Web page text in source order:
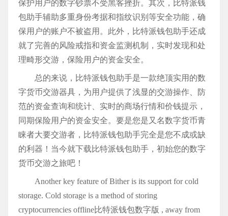
保护用户的数字钞票不受黑客挫折。其次，比特派钱
包助手辅助多重身份考据和指纹识别等安全功能，确
保用户的账户不被盗用。此外，比特派钱包助手还成
就了完善的风险戒指和资金监测机制，实时发现和处
理畸形交游，保险用户的资金安全。
总的来说，比特派钱包助手是一款绝顶实用的数
字货币交游器具，为用户提供了浅显的交游操作、防
范的资金查询和统计、实时的商场行情和价钱提示，
同期保险用户的资金安全。要是您是又名数字货币青
睐者大要交游者，比特派钱包助手完全是您不成或缺
的利器！当今就下载比特派钱包助手，初始您的数字
货币交游之旅吧！
Another key feature of Bither is its support for cold
storage. Cold storage is a method of storing
cryptocurrencies offline比特派钱包数字版 , away from